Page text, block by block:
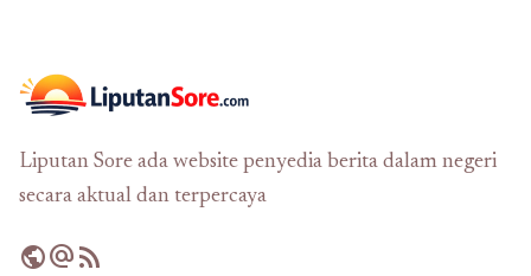
Liputan Sore ada website penyedia berita dalam negeri
secara aktual dan terpercaya
publicalternate_emailrss_feed